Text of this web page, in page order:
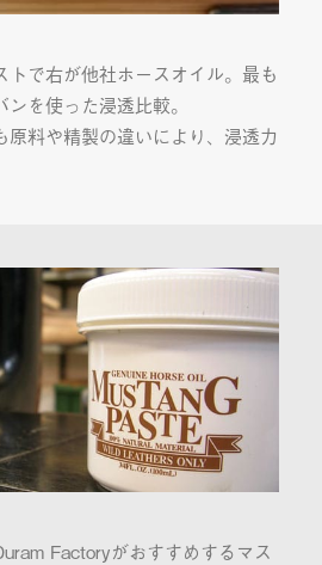
トで右が他社ホースオイル。最も
を使った浸透比較。
原料や精製の違いにより、浸透力
Factoryがおすすめするマス